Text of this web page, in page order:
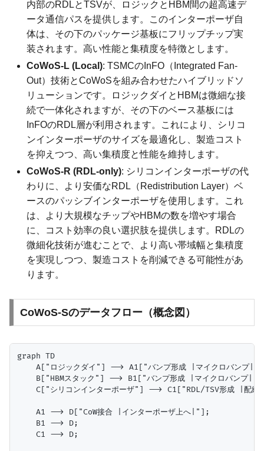
内部のRDLとTSVが、ロジックとHBM間の超高速デ
ータ通信パスを提供します。このインターポーザ自
体は、その下のパッケージ基板にフリップチップ実
装されます。高い性能と集積度を特徴とします。
CoWoS-L (Local): TSMCのInFO（Integrated Fan-
Out）技術とCoWoSを組み合わせたハイブリッドソ
リューションです。ロジックダイとHBMは微細な接
続で一体化されますが、その下のベース基板には
InFOのRDL層が利用されます。これにより、シリコ
ンインターポーザのサイズを最適化し、製造コスト
を抑えつつ、高い集積度と性能を維持します。
CoWoS-R (RDL-only): シリコンインターポーザの代
わりに、より安価なRDL（Redistribution Layer）ベ
ースのパッシブインターポーザを使用します。これ
は、より大規模なチップやHBMの数を増やす場合
に、コスト効率の良い選択肢を提供します。RDLの
微細化技術が進むことで、より高い帯域幅と集積度
を実現しつつ、製造コストを削減できる可能性があ
ります。
CoWoS-Sのデータフロー（概念図）
graph TD
A["ロジックダイ"] --> A1["バンプ形成 |マイクロバンプ
B["HBMスタック"] --> B1["バンプ形成 |マイクロバンプ
C["シリコンインターポーザ"] --> C1["RDL/TSV形成 |配線
    A1 --> D["CoW接合 |インターポーザ上へ|"];
    B1 --> D;
    C1 --> D;